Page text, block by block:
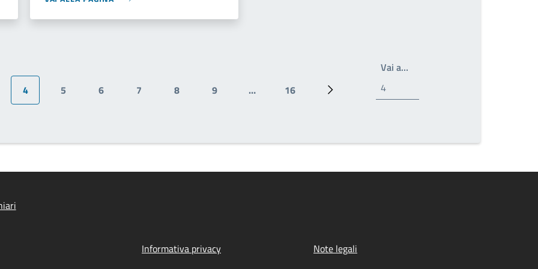
Pagina attuale
4
Pagina
5
Pagina
6
Pagina
7
Pagina
8
Pagina
9 …
Ultima pagina
16
Pagina successiva
Vai a…
Informativa privacy
Note legali